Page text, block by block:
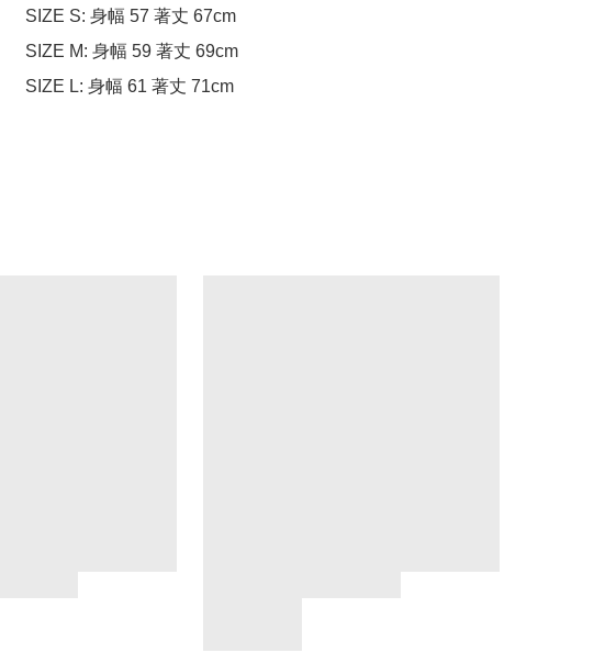
SIZE S: 身幅 57 著丈 67cm
SIZE M: 身幅 59 著丈 69cm
SIZE L: 身幅 61 著丈 71cm